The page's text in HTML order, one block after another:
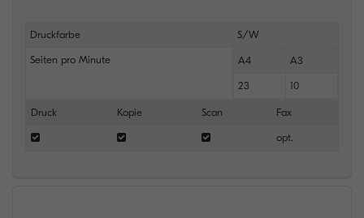
Druckfarbe S/W
Seiten pro Minute A4 A3
23 10
Druck Kopie Scan Fax
opt.